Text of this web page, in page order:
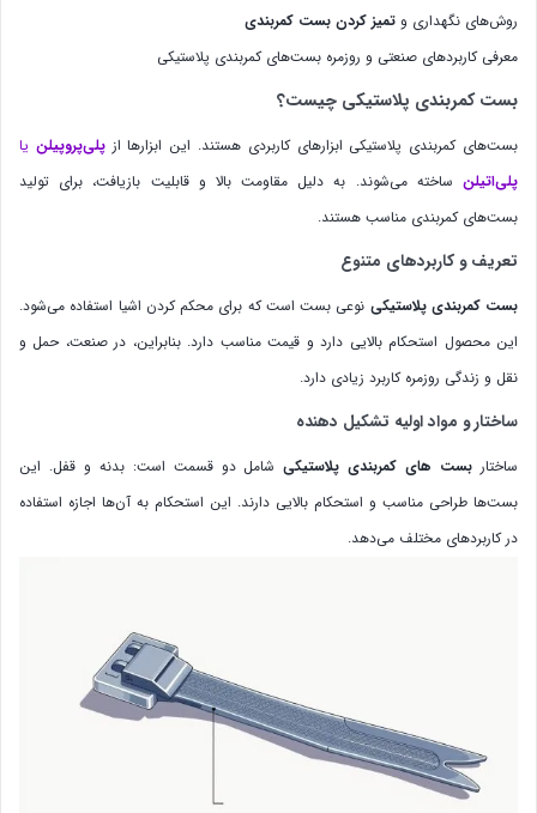
روش‌های نگهداری و تمیز کردن بست کمربندی
معرفی کاربردهای صنعتی و روزمره بست‌های کمربندی پلاستیکی
بست کمربندی پلاستیکی چیست؟
بست‌های کمربندی پلاستیکی ابزارهای کاربردی هستند. این ابزارها ازپلی‌پروپیلن یا
پلی‌اتیلن ساخته می‌شوند. به دلیل مقاومت بالا و قابلیت بازیافت، برای تولید
بست‌های کمربندی مناسب هستند.
تعریف و کاربردهای متنوع
بست کمربندی پلاستیکی نوعی بست است که برای محکم کردن اشیا استفاده می‌شود.
این محصول استحکام بالایی دارد و قیمت مناسب دارد. بنابراین، در صنعت، حمل و
نقل و زندگی روزمره کاربرد زیادی دارد.
ساختار و مواد اولیه تشکیل دهنده
ساختار بست های کمربندی پلاستیکیشامل دو قسمت است: بدنه و قفل. این
بست‌ها طراحی مناسب و استحکام بالایی دارند. این استحکام به آن‌ها اجازه استفاده
در کاربردهای مختلف می‌دهد.